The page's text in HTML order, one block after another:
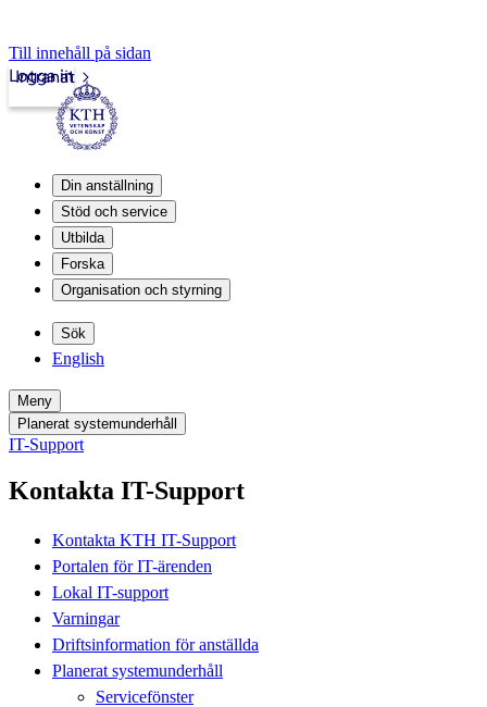
Till innehåll på sidan
Intranät
Logga in
Din anställning
Stöd och service
Utbilda
Forska
Organisation och styrning
Sök
English
Meny
Planerat systemunderhåll
IT-Support
Kontakta IT-Support
Kontakta KTH IT-Support
Portalen för IT-ärenden
Lokal IT-support
Varningar
Driftsinformation för anställda
Planerat systemunderhåll
Servicefönster